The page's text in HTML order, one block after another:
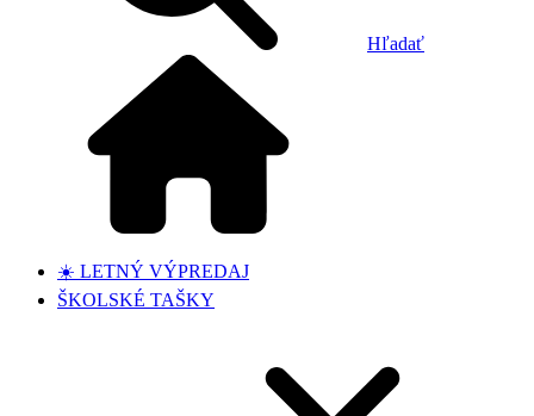
Hľadať
☀️ LETNÝ VÝPREDAJ
ŠKOLSKÉ TAŠKY